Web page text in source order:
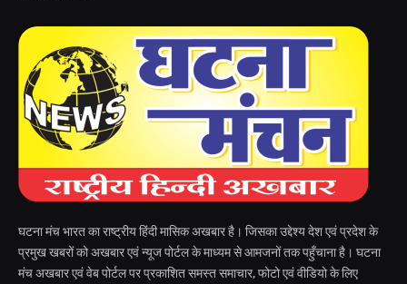
घटना मंच भारत का राष्ट्रीय हिंदी मासिक अखबार है। जिसका उद्देश्य देश एवं प्रदेश के
प्रमुख खबरों को अखबार एवं न्यूज पोर्टल के माध्यम से आमजनों तक पहुँचाना है। घटना
मंच अखबार एवं वेब पोर्टल पर प्रकाशित समस्त समाचार, फोटो एवं वीडियो के लिए